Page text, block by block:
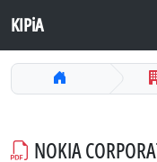
KIPiA
NOKIA